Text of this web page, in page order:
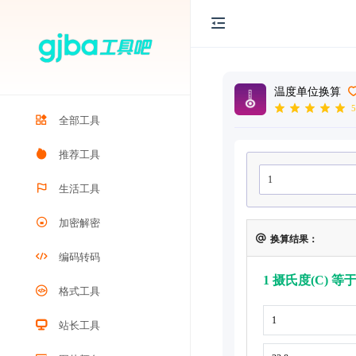
全部工具
推荐工具
生活工具
加密解密
编码转码
格式工具
站长工具
温度单位换算
5
换算结果：
1 摄氏度(C) 等